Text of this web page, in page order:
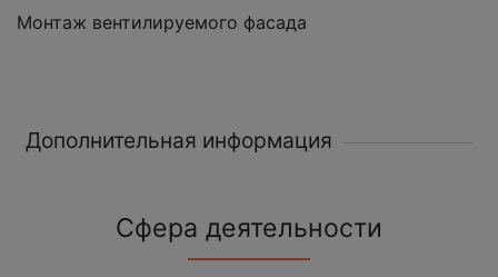
Монтаж вентилируемого фасада
Дополнительная информация
Сфера деятельности